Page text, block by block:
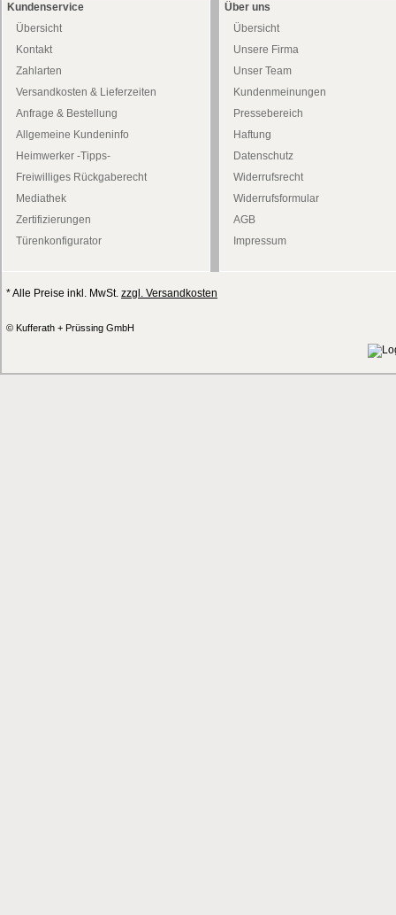
Kundenservice
Übersicht
Kontakt
Zahlarten
Versandkosten & Lieferzeiten
Anfrage & Bestellung
Allgemeine Kundeninfo
Heimwerker -Tipps-
Freiwilliges Rückgaberecht
Mediathek
Zertifizierungen
Türenkonfigurator
Über uns
Übersicht
Unsere Firma
Unser Team
Kundenmeinungen
Pressebereich
Haftung
Datenschutz
Widerrufsrecht
Widerrufsformular
AGB
Impressum
* Alle Preise inkl. MwSt. zzgl. Versandkosten
© Kufferath + Prüssing GmbH